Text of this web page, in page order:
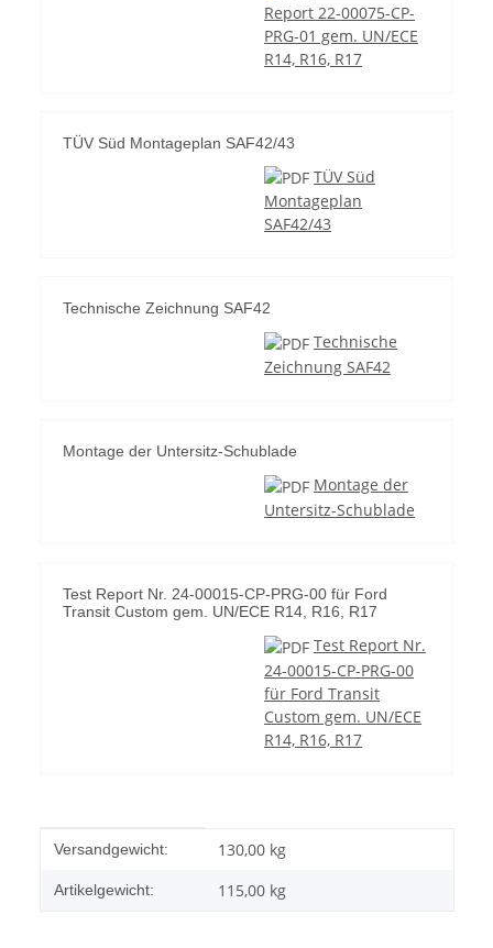
Report 22-00075-CP-
PRG-01 gem. UN/ECE
R14, R16, R17
TÜV Süd Montageplan SAF42/43
TÜV Süd
Montageplan
SAF42/43
Technische Zeichnung SAF42
Technische
Zeichnung SAF42
Montage der Untersitz-Schublade
Montage der
Untersitz-Schublade
Test Report Nr. 24-00015-CP-PRG-00 für Ford
Transit Custom gem. UN/ECE R14, R16, R17
Test Report Nr.
24-00015-CP-PRG-00
für Ford Transit
Custom gem. UN/ECE
R14, R16, R17
Produkteigenschaft
Wert
Versandgewicht: 130,00 kg
Artikelgewicht: 115,00 kg